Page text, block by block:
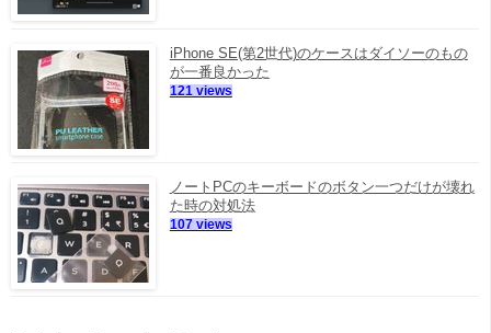
iPhone SE(第2世代)のケースはダイソーのもの
が一番良かった
121 views
ノートPCのキーボードのボタン一つだけが壊れ
た時の対処法
107 views